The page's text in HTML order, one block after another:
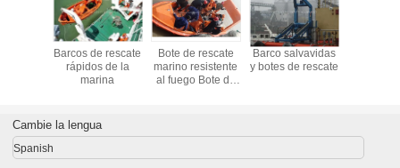
Barcos de rescate
rápidos de la
marina
Bote de rescate
marino resistente
al fuego Bote de
Barco salvavidas
y botes de rescate
Cambie la lengua
Spanish